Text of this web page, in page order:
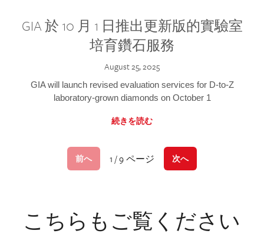
GIA 於 10 月 1 日推出更新版的實驗室
培育鑽石服務
August 25, 2025
GIA will launch revised evaluation services for D-to-Z
laboratory-grown diamonds on October 1
続きを読む
前へ 1 / 9 ページ 次へ
こちらもご覧ください